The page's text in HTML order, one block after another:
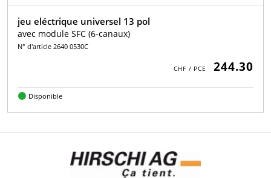
jeu eléctrique universel 13 pol
avec module SFC (6-canaux)
N° d'article 2640 0530C
244.30
Disponible